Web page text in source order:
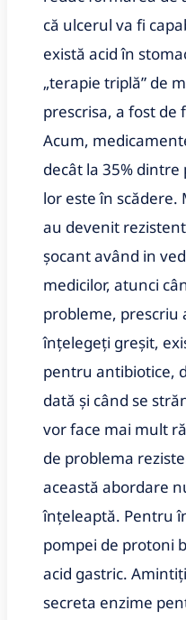
că ulcerul va fi
există acid în
„terapie triplă” de
prescrisa, a fost de
Acum,
decât la 35%
lor este în scădere.
au devenit
șocant având in
medicilor, atunci
probleme, prescriu
înțelegeți greșit,
pentru antibiotice,
dată și când se
vor face mai mult
de problema
această abordare
înțeleaptă. Pentru
pompei de protoni
acid gastric.
secreta enzime